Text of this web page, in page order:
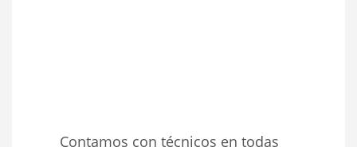
Contamos con técnicos en todas